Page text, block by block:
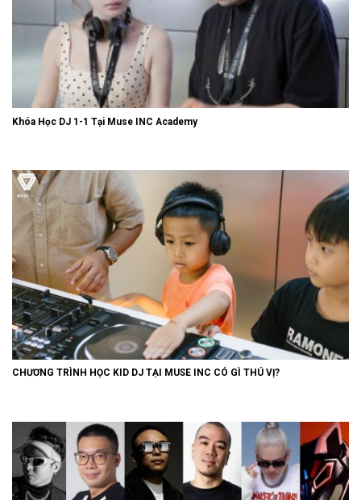
Khóa Học DJ 1-1 Tại Muse INC Academy
CHƯƠNG TRÌNH HỌC KID DJ TẠI MUSE INC CÓ GÌ THÚ VỊ?